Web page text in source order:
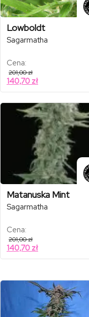
Lowboldt
Sagarmatha
Cena:
201,00zł
140,70 zł
Matanuska Mint
Sagarmatha
Cena:
201,00zł
140,70 zł